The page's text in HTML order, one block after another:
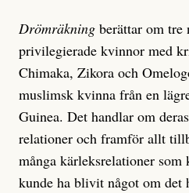
Drömräkning berättar om tre
privilegierade kvinnor med
Chimaka, Zikora och
muslimsk kvinna från en
Guinea. Det handlar om
relationer och framför allt
många kärleksrelationer
kunde ha blivit något om det